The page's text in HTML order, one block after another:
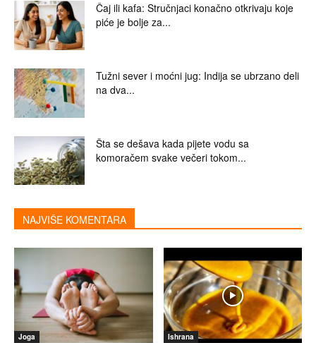
Čaj ili kafa: Stručnjaci konačno otkrivaju koje
piće je bolje za...
Tužni sever i moćni jug: Indija se ubrzano deli
na dva...
Šta se dešava kada pijete vodu sa
komoračem svake večeri tokom...
NAJVIŠE KOMENTARA
Joga Ishrana